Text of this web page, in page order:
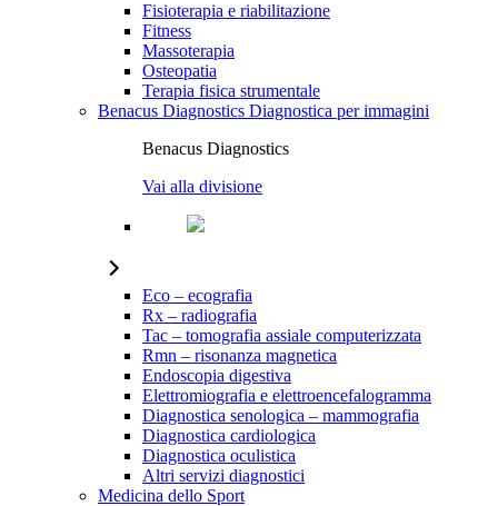
Fisioterapia e riabilitazione
Fitness
Massoterapia
Osteopatia
Terapia fisica strumentale
Benacus Diagnostics Diagnostica per immagini
Benacus Diagnostics
Vai alla divisione
Eco – ecografia
Rx – radiografia
Tac – tomografia assiale computerizzata
Rmn – risonanza magnetica
Endoscopia digestiva
Elettromiografia e elettroencefalogramma
Diagnostica senologica – mammografia
Diagnostica cardiologica
Diagnostica oculistica
Altri servizi diagnostici
Medicina dello Sport